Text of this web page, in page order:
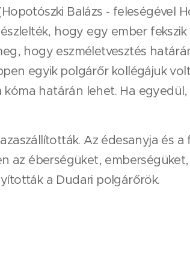
Balázs - feleségével
hogy egy ember
hogy eszméletvesztés
egyik polgárőr kollégájuk
határán lehet. Ha
Az édesanyja és
az éberségüket,
a Dudari polgárőrök.